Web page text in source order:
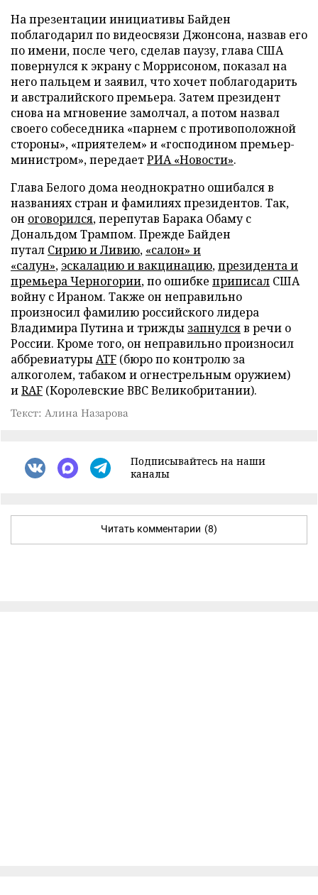
На презентации инициативы Байден
поблагодарил по видеосвязи Джонсона, назвав его
по имени, после чего, сделав паузу, глава США
повернулся к экрану с Моррисоном, показал на
него пальцем и заявил, что хочет поблагодарить
и австралийского премьера. Затем президент
снова на мгновение замолчал, а потом назвал
своего собеседника «парнем с противоположной
стороны», «приятелем» и «господином премьер-
министром», передаетРИА «Новости».
Глава Белого дома неоднократно ошибался в
названиях стран и фамилиях президентов. Так,
он оговорился, перепутав Барака Обаму с
Дональдом Трампом. Прежде Байден
путал Сирию и Ливию, «салон» и
«салун», эскалацию и вакцинацию,президента и
премьера Черногории, по ошибке приписал США
войну с Ираном. Также он неправильно
произносил фамилию российского лидера
Владимира Путина и трижды запнулсяв речи о
России. Кроме того, он неправильно произносил
аббревиатурыATF (бюро по контролю за
алкоголем, табаком и огнестрельным оружием)
иRAF (Королевские ВВС Великобритании).
Текст: Алина Назарова
Подписывайтесь на наши
каналы
Читать комментарии (8)